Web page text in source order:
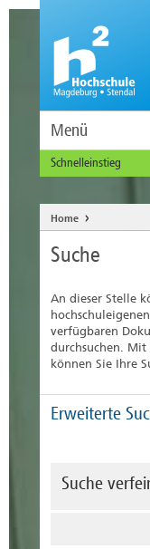
Menü
Schnelleinstieg
Alumni
Studierende
International
Home
Suche
An dieser Stelle
verfügbaren
durchsuchen.
können Sie Ihre
Erweiterte
Suche